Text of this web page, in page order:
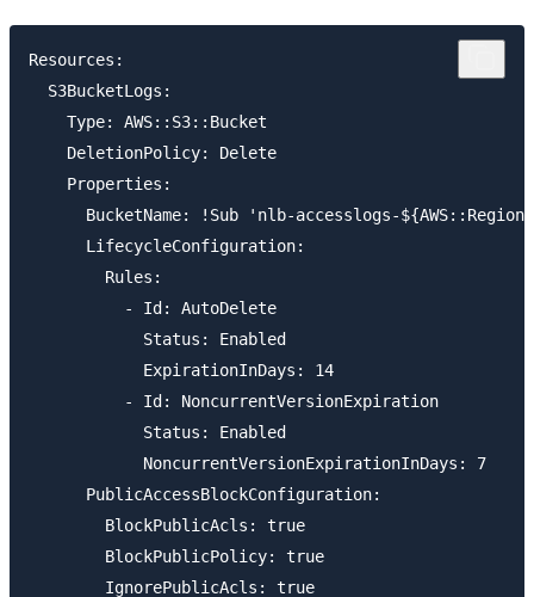
Resources:
  S3BucketLogs:
    Type: AWS::S3::Bucket
    DeletionPolicy: Delete
    Properties:
BucketName: !Sub 'nlb-accesslogs-
      LifecycleConfiguration:
        Rules:
          - Id: AutoDelete
            Status: Enabled
            ExpirationInDays: 14
          - Id: NoncurrentVersionExpiration
            Status: Enabled
            NoncurrentVersionExpirationInDays: 7
      PublicAccessBlockConfiguration:
        BlockPublicAcls: true
        BlockPublicPolicy: true
        IgnorePublicAcls: true